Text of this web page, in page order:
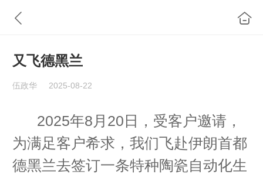
又飞德黑兰
伍政华 2025-08-22
2025年8月20日，受客户邀请，
为满足客户希求，我们飞赴伊朗首都
德黑兰去签订一条特种陶瓷自动化生